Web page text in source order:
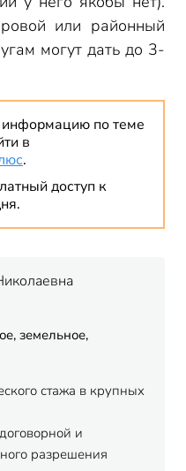
или районный
могут дать до 3-
по теме
в
.
доступ к
земельное,
стажа в крупных
и
разрешения